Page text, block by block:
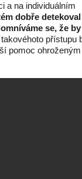
a na individuálním
dobře detekoval
se, že by
přístupu
pomoc ohroženým